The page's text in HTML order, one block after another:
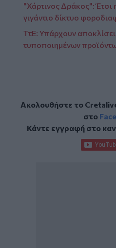
"Χάρτινος Δράκος":
γιγάντιο δίκτυο
ΤτΕ: Υπάρχουν
τυποποιημένων
Ακολουθήστε το
στο
Κάντε εγγραφή στο